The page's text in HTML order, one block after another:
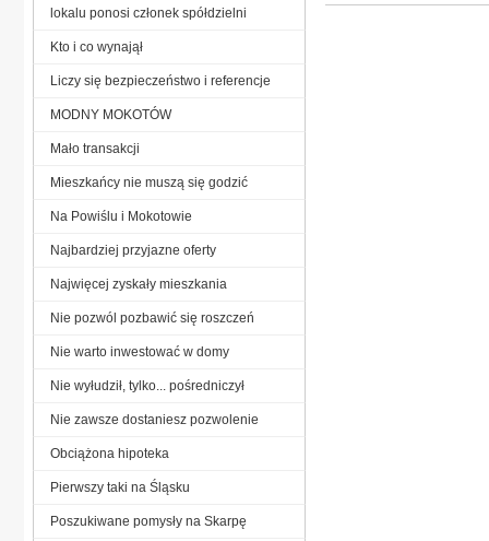
lokalu ponosi członek spółdzielni
Kto i co wynajął
Liczy się bezpieczeństwo i referencje
MODNY MOKOTÓW
Mało transakcji
Mieszkańcy nie muszą się godzić
Na Powiślu i Mokotowie
Najbardziej przyjazne oferty
Najwięcej zyskały mieszkania
Nie pozwól pozbawić się roszczeń
Nie warto inwestować w domy
Nie wyłudził, tylko... pośredniczył
Nie zawsze dostaniesz pozwolenie
Obciążona hipoteka
Pierwszy taki na Śląsku
Poszukiwane pomysły na Skarpę